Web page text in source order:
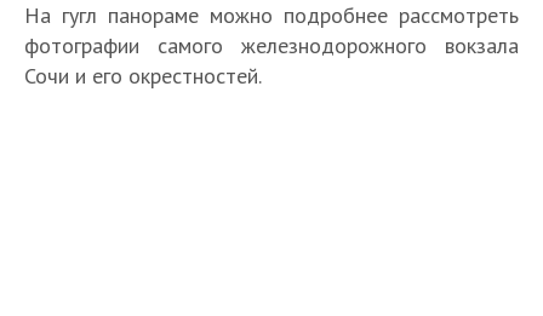
На гугл панораме можно подробнее рассмотреть
фотографии самого железнодорожного вокзала
Сочи и его окрестностей.